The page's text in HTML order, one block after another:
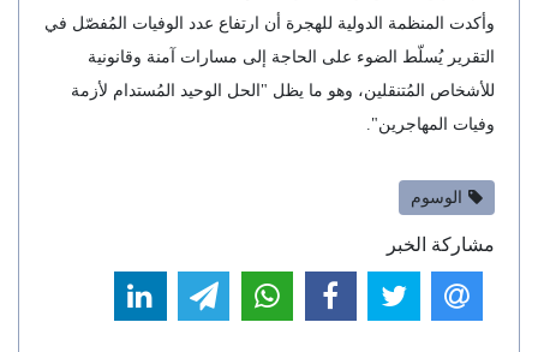
وأكدت المنظمة الدولية للهجرة أن ارتفاع عدد الوفيات المُفصّل في
التقرير يُسلّط الضوء على الحاجة إلى مسارات آمنة وقانونية
للأشخاص المُتنقلين، وهو ما يظل "الحل الوحيد المُستدام لأزمة
وفيات المهاجرين".
الوسوم
مشاركة الخبر